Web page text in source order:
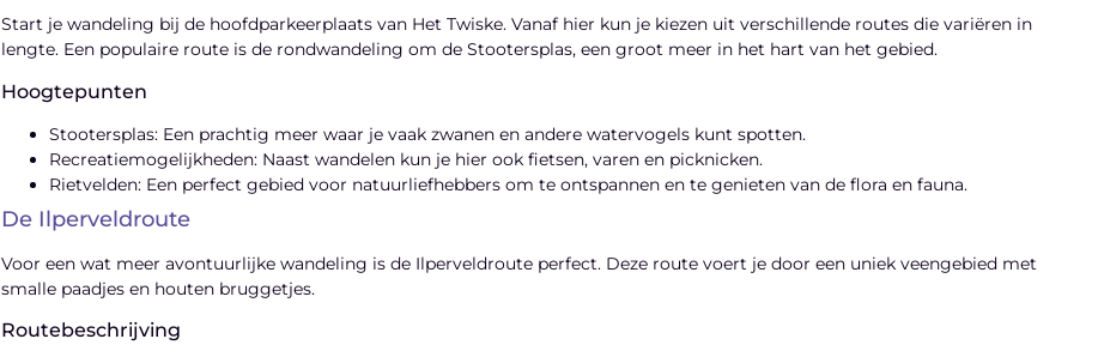
Start je wandeling bij de hoofdparkeerplaats van Het Twiske. Vanaf hier kun je kiezen uit verschillende routes die variëren in
lengte. Een populaire route is de rondwandeling om de Stootersplas, een groot meer in het hart van het gebied.
Hoogtepunten
Stootersplas: Een prachtig meer waar je vaak zwanen en andere watervogels kunt spotten.
Recreatiemogelijkheden: Naast wandelen kun je hier ook fietsen, varen en picknicken.
Rietvelden: Een perfect gebied voor natuurliefhebbers om te ontspannen en te genieten van de flora en fauna.
De Ilperveldroute
Voor een wat meer avontuurlijke wandeling is de Ilperveldroute perfect. Deze route voert je door een uniek veengebied met
smalle paadjes en houten bruggetjes.
Routebeschrijving